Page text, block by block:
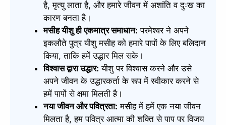
है, मृत्यु लाता है, और हमारे जीवन में अशांति व दुःख का
कारण बनता है।
मसीह यीशु ही एकमात्र समाधान: परमेश्वर ने अपने
इकलौते पुत्र यीशु मसीह को हमारे पापों के लिए बलिदान
किया, ताकि हमें उद्धार मिल सके।
विश्वास द्वारा उद्धार: यीशु पर विश्वास करने और उसे
अपने जीवन के उद्धारकर्ता के रूप में स्वीकार करने से
हमें पापों से क्षमा मिलती है।
नया जीवन और पवित्रता: मसीह में हमें एक नया जीवन
मिलता है, हम पवित्र आत्मा की शक्ति से पाप पर विजय